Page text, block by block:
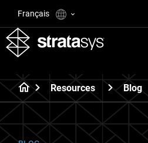
Français
Resources Blog